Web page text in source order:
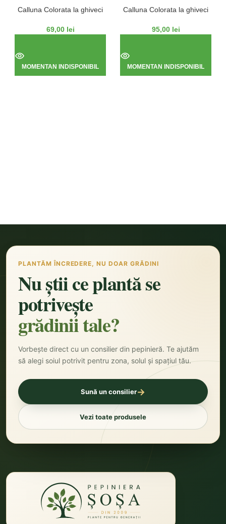
Calluna Colorata la ghiveci
69,00 lei
MOMENTAN INDISPONIBIL
Calluna Colorata la ghiveci
95,00 lei
MOMENTAN INDISPONIBIL
PLANTĂM ÎNCREDERE, NU DOAR GRĂDINI
Nu știi ce plantă se
potrivește
grădinii tale?
Vorbește direct cu un consilier din pepinieră. Te ajutăm
să alegi soiul potrivit pentru zona, solul și spațiul tău.
Sună un consilier→
Vezi toate produsele